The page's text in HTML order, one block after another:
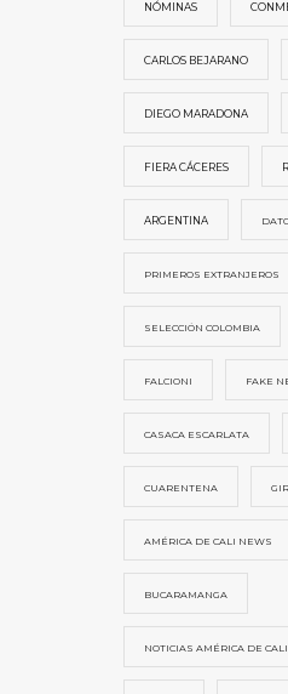
NÓMINAS
CARLOS BEJARANO
DIEGO MARADONA
FIERA CÁCERES
ARGENTINA
PRIMEROS EXTRANJEROS
SELECCIÓN COLOMBIA
FALCIONI FAKE
CASACA ESCARLATA
CUARENTENA
AMÉRICA DE CALI NEWS
BUCARAMANGA
NOTICIAS AMÉRICA DE CALI